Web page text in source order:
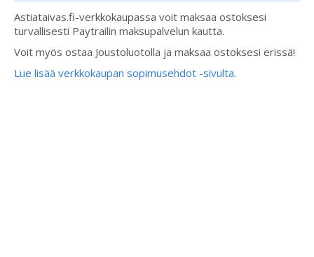
Astiataivas.fi-verkkokaupassa voit maksaa ostoksesi
turvallisesti Paytrailin maksupalvelun kautta.
Voit myös ostaa Joustoluotolla ja maksaa ostoksesi erissä!
Lue lisää verkkokaupan sopimusehdot -sivulta.